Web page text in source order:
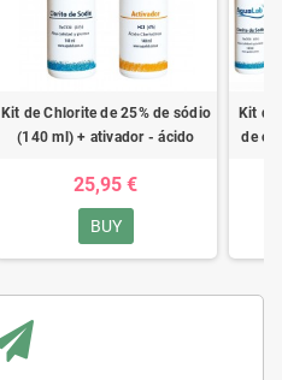
Kit de Chlorite de 25% de sódio
(140 ml) + ativador - ácido
25,95 €
BUY
Kit de
de